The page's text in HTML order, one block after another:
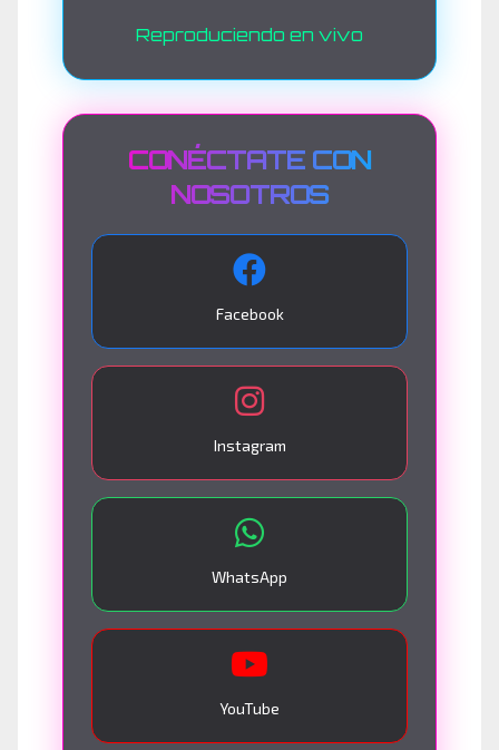
Reproduciendo en vivo
CONÉCTATE CON
NOSOTROS
Facebook
Instagram
WhatsApp
YouTube